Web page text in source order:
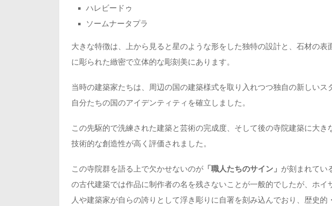
ハレビードゥ
ソームナータプラ
大きな特徴は、上から見ると星のような形をした独特の設計と、石材の表
に彫られた緻密で立体的な彫刻美にあります。
当時の建築家たちは、周辺の国の建築様式を取り入れつつ独自の新しいス
自分たちの国のアイデンティティを確立しました。
この先駆的で洗練された建築と芸術の完成度、そして後の寺院建築に大き
技術的な創造性が高く評価されました。
この寺院群を語る上で欠かせないのが 「職人たちのサイン」 が刻まれてい
の古代建築では作品に制作者の名を残さないことが一般的でしたが、ホイ
人や建築家が自らの誇りとして浮き彫りに自署を刻み込んでおり、歴史的